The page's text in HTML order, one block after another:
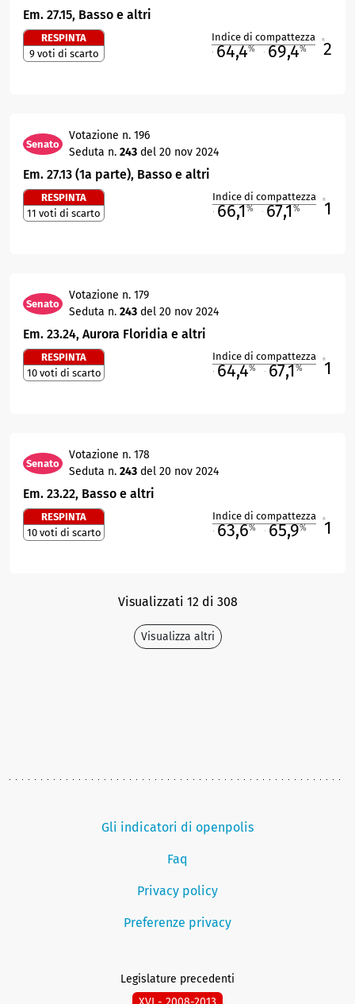
Em. 27.15, Basso e altri
RESPINTA
9 voti di scarto
Indice di compattezza
64,4% 69,4% 2
Senato
Votazione n. 196
Seduta n. 243 del 20 nov 2024
Em. 27.13 (1a parte), Basso e altri
RESPINTA
11 voti di scarto
Indice di compattezza
66,1% 67,1% 1
Senato
Votazione n. 179
Seduta n. 243 del 20 nov 2024
Em. 23.24, Aurora Floridia e altri
RESPINTA
10 voti di scarto
Indice di compattezza
64,4% 67,1% 1
Senato
Votazione n. 178
Seduta n. 243 del 20 nov 2024
Em. 23.22, Basso e altri
RESPINTA
10 voti di scarto
Indice di compattezza
63,6% 65,9% 1
Visualizzati 12 di 308
Visualizza altri
Gli indicatori di openpolis
Faq
Privacy policy
Preferenze privacy
Legislature precedenti